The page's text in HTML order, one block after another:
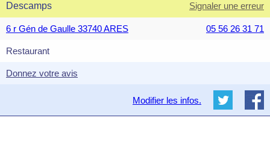
Descamps Signaler une erreur
6 r Gén de Gaulle 33740 ARES 05 56 26 31 71
Restaurant
Donnez votre avis
Modifier les infos.